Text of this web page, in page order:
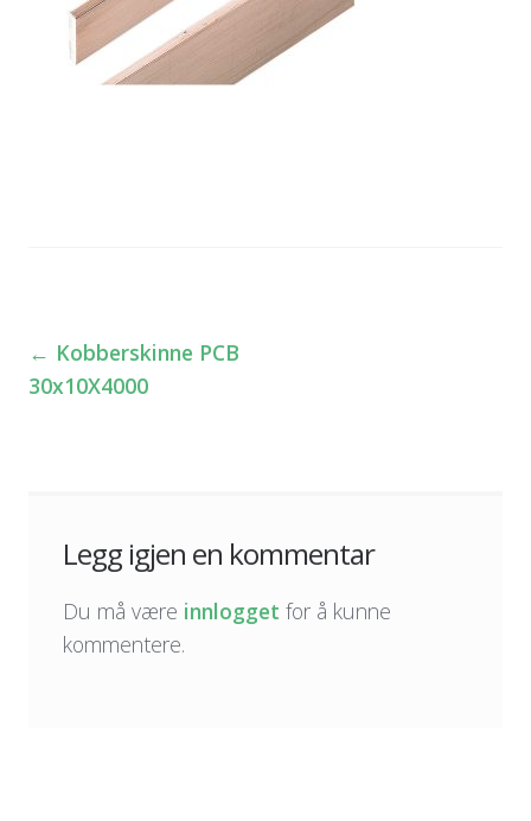
Innleggsnavigasjon
← Kobberskinne PCB
30x10X4000
Legg igjen en kommentar
Du må være innlogget for å kunne
kommentere.